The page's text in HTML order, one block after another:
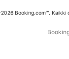
Booking.com™. Kaikki